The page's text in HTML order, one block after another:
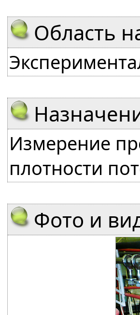
Область
Измерение
плотности
Фото и